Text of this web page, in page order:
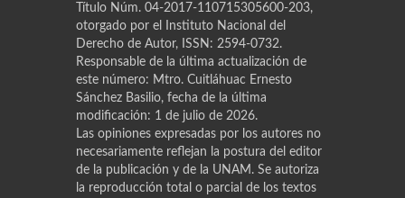
Título Núm. 04-2017-110715305600-203,
otorgado por el Instituto Nacional del
Derecho de Autor, ISSN: 2594-0732.
Responsable de la última actualización de
este número: Mtro. Cuitláhuac Ernesto
Sánchez Basilio, fecha de la última
modificación: 1 de julio de 2026.
Las opiniones expresadas por los autores no
necesariamente reflejan la postura del editor
de la publicación y de la UNAM. Se autoriza
la reproducción total o parcial de los textos